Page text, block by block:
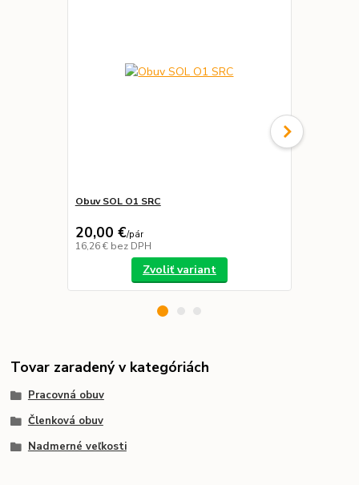
Obuv SOL O1 SRC
20,00 €/pár
16,26 € bez DPH
Zvoliť variant
Tovar zaradený v kategóriách
Pracovná obuv
Členková obuv
Nadmerné veľkosti